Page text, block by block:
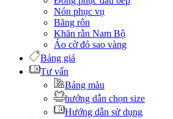
Nón phục vụ
Băng rôn
Khăn rằn Nam Bộ
Áo cờ đỏ sao vàng
Bảng giá
Tư vấn
Bảng màu
hướng dẫn chọn size
Hướng dẫn sử dụng